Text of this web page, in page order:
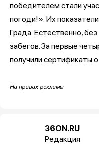
победителем стали
погоди!». Их
Града. Естественно, без
забегов. За первые
получили сертификаты
На правах рекламы
36ON.RU
Редакция